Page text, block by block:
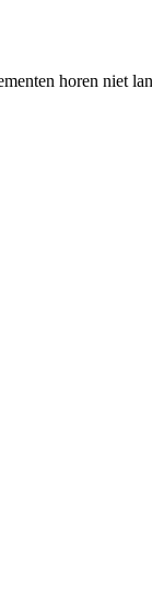
horen niet